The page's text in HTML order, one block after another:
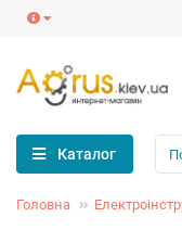
Каталог
Головна